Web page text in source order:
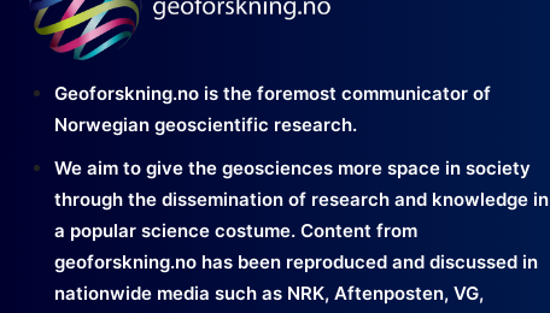
Geoforskning.no is the foremost communicator of
Norwegian geoscientific research.
We aim to give the geosciences more space in society
through the dissemination of research and knowledge in
a popular science costume. Content from
geoforskning.no has been reproduced and discussed in
nationwide media such as NRK, Aftenposten, VG,